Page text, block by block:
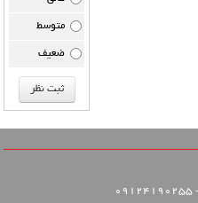
متوسط
ضعیف